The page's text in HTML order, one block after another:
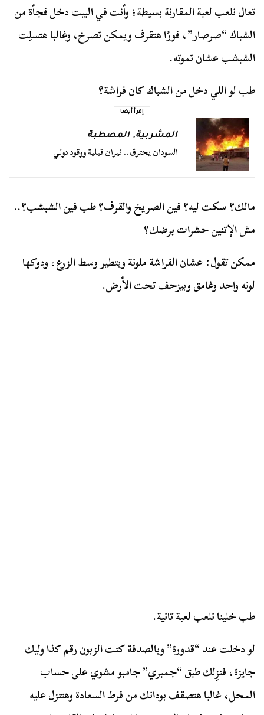
تعال نلعب لعبة المقارنة بسيطة؛ وأنت في البيت دخل فجأة من
الشباك “صرصار”، فورًا هتقرف ويمكن تصرخ، وغالبا هتسلِت
الشبشب عشان تموته.
طب لو اللي دخل من الشباك كان فراشة؟
إقرأ أيضا
المشربية,المصطبة
السودان يحترق.. نيران قبلية ووقود دولي
مالك؟ سكت ليه؟ فين الصريخ والقرف؟ طب فين الشبشب؟..
مش الإتنين حشرات برضك؟
ممكن تقول: عشان الفراشة ملونة وبتطير وسط الزرع، ودوكها
لونه واحد وغامق وبيزحف تحت الأرض.
طب خلينا نلعب لعبة تانية.
لو دخلت عند “قدورة” وبالصدفة كنت الزبون رقم كذا وليك
جايزة، فنزِلك طبق “جمبري” جامبو مشوي على حساب
المحل، غالبا هتصقف بودانك من فرط السعادة وهتنزل عليه